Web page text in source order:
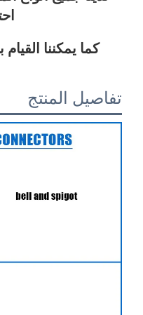
كما يمكننا
تفاصيل المنتج